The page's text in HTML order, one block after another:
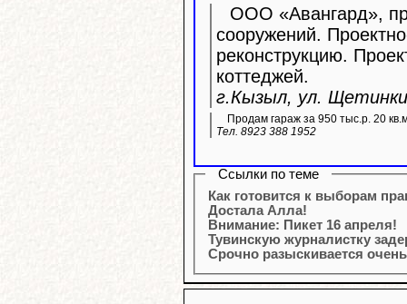
ООО «Авангард»,
сооружений.
реконструкцию.
коттеджей.
г.Кызыл, ул.
Продам гараж за 950 тыс.р. 20
Тел. 8923 388 1952
Ссылки по теме
Как готовится к выборам
Достала Алла!
Внимание: Пикет 16 апреля!
Тувинскую журналистку
Срочно разыскивается